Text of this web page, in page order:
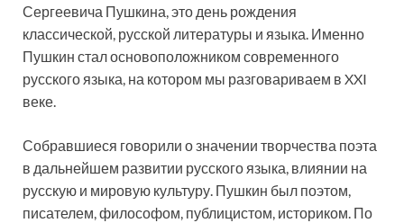
Сергеевича Пушкина, это день рождения
классической, русской литературы и языка. Именно
Пушкин стал основоположником современного
русского языка, на котором мы разговариваем в XXI
веке.
Собравшиеся говорили о значении творчества поэта
в дальнейшем развитии русского языка, влиянии на
русскую и мировую культуру. Пушкин был поэтом,
писателем, философом, публицистом, историком. По